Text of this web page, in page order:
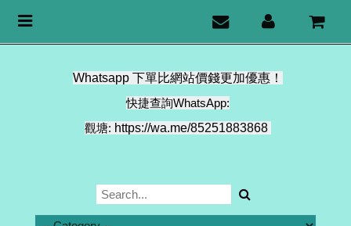
Whatsapp 下單比網站價錢更加優惠！
快捷查詢WhatsApp:
觀塘: https://wa.me/85251883868
Toggle